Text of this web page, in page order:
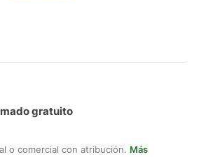
gratuito
o comercial con atribución. Más